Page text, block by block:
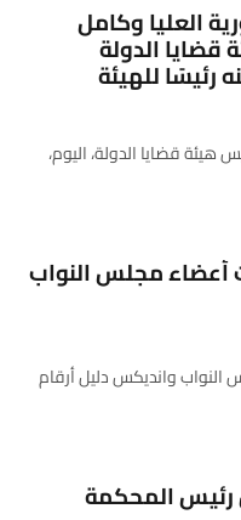
العليا وكامل
الدولة
رئيسًا للهيئة
هيئة قضايا الدولة، اليوم،
أعضاء مجلس النواب
النواب وانديكس دليل أرقام
المحكمة